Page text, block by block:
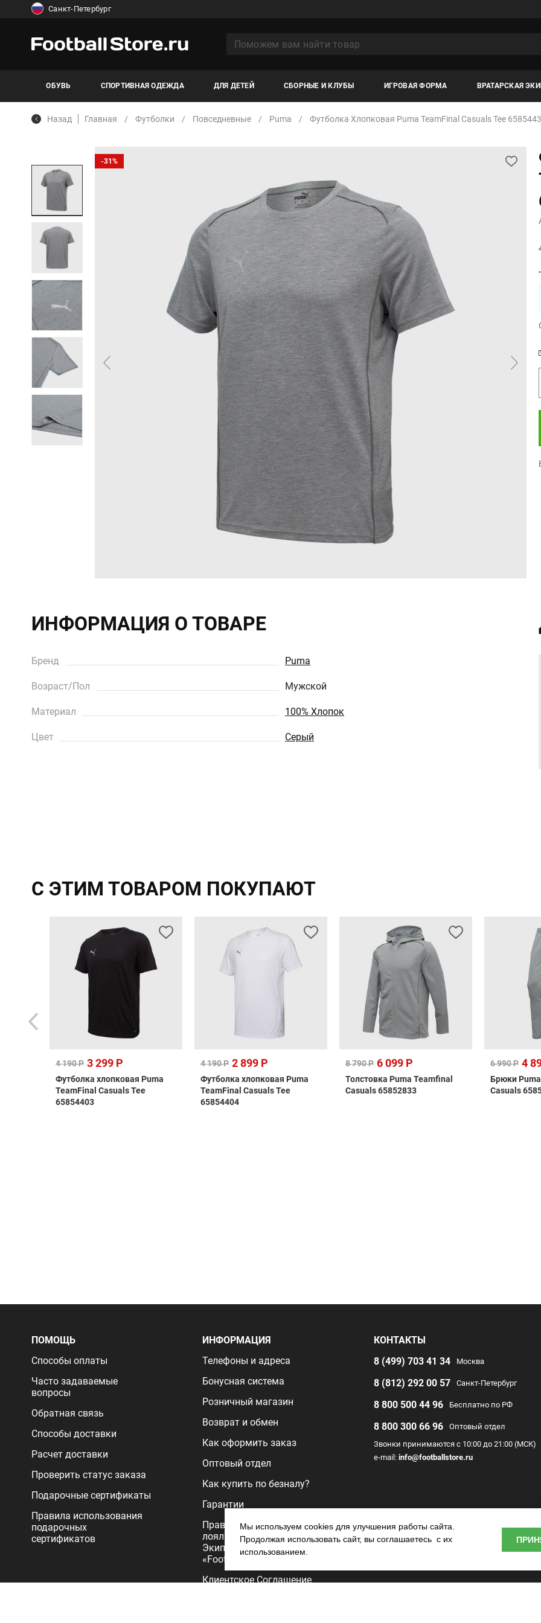
Санкт-Петербург
ОБУВЬ СПОРТИВНАЯ ОДЕЖДА ДЛЯ ДЕТЕЙ СБОРНЫЕ И КЛУБЫ ИГРОВАЯ ФОРМА ВРАТАРСКАЯ
Назад Главная Футболки Повседневные Puma Футболка Хлопковая Puma TeamFinal Casuals Tee
-31%
ИНФОРМАЦИЯ О ТОВАРЕ
Бренд Puma
Возраст/Пол Мужской
Материал 100% Хлопок
Цвет Серый
С ЭТИМ ТОВАРОМ ПОКУПАЮТ
4 190 Р 3 299 Р
Футболка хлопковая Puma
TeamFinal Casuals Tee
65854403
4 190 Р 2 899 Р
Футболка хлопковая Puma
TeamFinal Casuals Tee
65854404
8 790 Р 6 099 Р
Толстовка Puma Teamfinal
Casuals 65852833
6 990 Р 4
Брюки Puma
Casuals
ПОМОЩЬ
Способы оплаты
Часто задаваемые
вопросы
Обратная связь
Способы доставки
Расчет доставки
Проверить статус заказа
Подарочные сертификаты
Правила использования
подарочных
сертификатов
ИНФОРМАЦИЯ
Телефоны и адреса
Бонусная система
Розничный магазин
Возврат и обмен
Как оформить заказ
Оптовый отдел
Как купить по безналу?
Гарантии
Правила программы
лояльности
Экипировочного центра
«FootballStore»
Клиентское Соглашение
КОНТАКТЫ
8 (499) 703 41 34
Москва
8 (812) 292 00 57 Санкт-Петербург
8 800 500 44 96 Бесплатно по РФ
8 800 300 66 96
Оптовый отдел
Звонки принимаются с 10:00 до 21:00 (МСК)
e-mail: info@footballstore.ru
Мы используем cookies для улучшения работы сайта.
Продолжая использовать сайт, вы соглашаетесь с их
использованием.